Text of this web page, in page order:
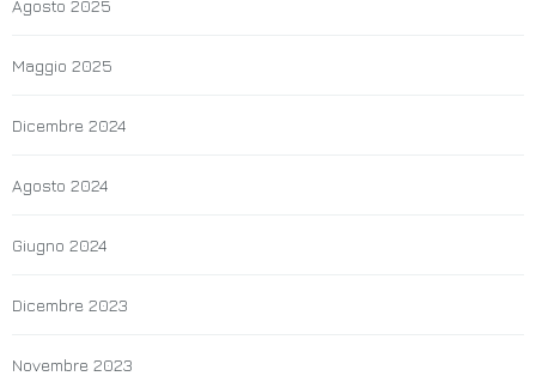
Agosto 2025
Maggio 2025
Dicembre 2024
Agosto 2024
Giugno 2024
Dicembre 2023
Novembre 2023